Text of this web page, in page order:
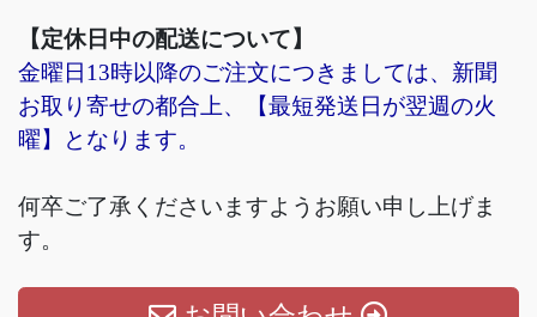
【定休日中の配送について】
金曜日13時以降のご注文につきましては、新聞
お取り寄せの都合上、【最短発送日が翌週の火
曜】となります。
何卒ご了承くださいますようお願い申し上げま
す。